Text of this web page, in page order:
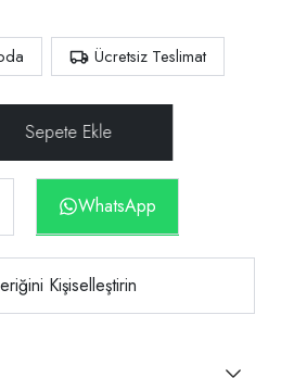
Ücretsiz Teslimat
WhatsApp
Kişiselleştirin